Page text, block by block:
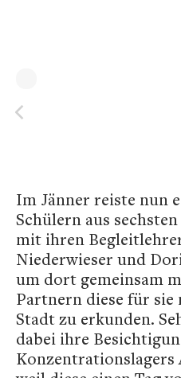
Im Jänner reiste nun
Schülern aus
mit ihren
Niederwieser und
um dort gemeinsam
Partnern diese für
Stadt zu erkunden.
dabei ihre
Konzentrationslagers